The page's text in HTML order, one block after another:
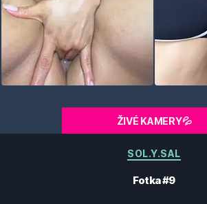
ŽIVÉ KAMERY💦
Kategorie
SOL.Y.SAL
Fotka #9